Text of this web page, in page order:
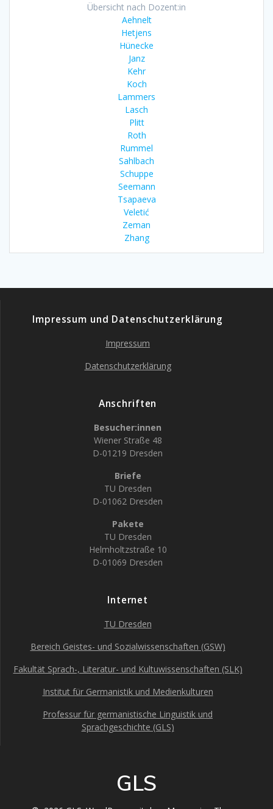
Übersicht nach Dozent:in
Aehnelt
Hetjens
Hünecke
Janz
Kehr
Koch
Lammers
Lasch
Plitt
Roth
Rummel
Sahlbach
Schuppe
Seemann
Tsapaeva
Veletić
Zeman
Zhang
Impressum und Datenschutzerklärung
Impressum
Datenschutzerklärung
Anschriften
Besucher:innen
Wiener Straße 48
D-01219 Dresden
Briefe
TU Dresden
D-01062 Dresden
Pakete
TU Dresden
Helmholtzstraße 10
D-01069 Dresden
Internet
TU Dresden
Bereich Geistes- und Sozialwissenschaften (GSW)
Fakultät Sprach-, Literatur- und Kultuwissenschaften (SLK)
Institut für Germanistik und Medienkulturen
Professur für germanistische Linguistik und
Sprachgeschichte (GLS)
GLS